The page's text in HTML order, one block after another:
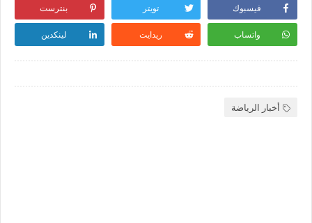
فيسبوك تويتر بنترست
واتساب ريدايت لينكدين
أخبار الرياضة